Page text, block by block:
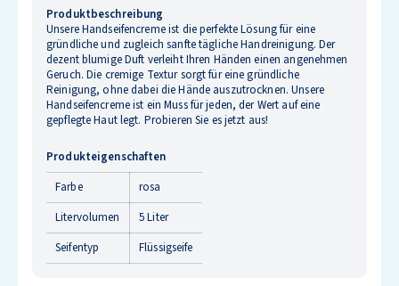
Produktbeschreibung
Unsere Handseifencreme ist die perfekte Lösung für eine
gründliche und zugleich sanfte tägliche Handreinigung. Der
dezent blumige Duft verleiht Ihren Händen einen angenehmen
Geruch. Die cremige Textur sorgt für eine gründliche
Reinigung, ohne dabei die Hände auszutrocknen. Unsere
Handseifencreme ist ein Muss für jeden, der Wert auf eine
gepflegte Haut legt. Probieren Sie es jetzt aus!
Produkteigenschaften
Farbe
rosa
Litervolumen
5 Liter
Seifentyp
Flüssigseife